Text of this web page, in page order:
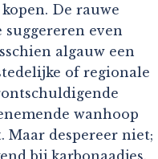
De rauwe
even
algauw een
of regionale
wanhoop
Maar despereer niet;
bij karbonaadjes.